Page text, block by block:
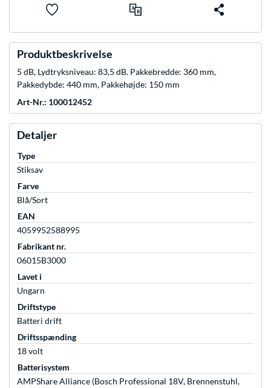
Produktbeskrivelse
5 dB, Lydtryksniveau: 83,5 dB. Pakkebredde: 360 mm,
Pakkedybde: 440 mm, Pakkehøjde: 150 mm
Art-Nr.: 100012452
Detaljer
Type
Stiksav
Farve
Blå/Sort
EAN
4059952588995
Fabrikant nr.
06015B3000
Lavet i
Ungarn
Driftstype
Batteri drift
Driftsspænding
18 volt
Batterisystem
AMPShare Alliance (Bosch Professional 18V, Brennenstuhl,